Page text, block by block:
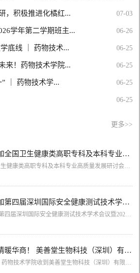
，积极推进化橘红... 07-03
学年第二学期班主... 06-26
底线 ｜ 药物技术... 06-25
来！药物技术学院... 06-25
｜ 药物技术学... 06-25
06-25
更多>>
我院应邀参加全国卫生健康类高职专科及本科专业高质量发展研讨会
5月22-24日，卫生健康类高职专科及本科专业高质量发展研讨会在浙江金华召开。会议由全国卫生健康职业教育教学指导委员会主办、金华职业技术大学承办，来自全国卫健行业、医学院校、职业院校及行业企业的专家代表齐聚参会。本次研讨会聚焦“人才培养模式创新”与“产教融合深化”两大主线，立足“十五五”规划谋篇布局的关键节点，精准把握卫生健康职业教育步入转型升级、提质培优的全新发展阶段，聚焦职教本科改革新命题、产业...
我院教师参加第四届深圳国际安全健康测试技术学术会议暨2026湾区科学仪器与实...
5月15日至16日第四届深圳国际安全健康测试技术学术会议暨2026湾区科学仪器与实验室科技产业合作促进活动在深圳召开，由深圳市分析测试协会等单位联合主办，我院白杨博士应邀出席了本次会议。大会设立了主论坛及多个专题分会场，通过学术报告、专题研讨和成果展示等形式进行交流，聚焦分析测试技术创新、实验室建设管理、食品与精准医学检测、合成生物制造、智慧实验室建设、科技成果转化等关键议题，旨在助力粤港澳大湾区分...
芝护健康，情暖华商！ 美善堂生物科技（深圳）有限公司暖心捐赠
2026年5月8日，药物技术学院收到美善堂生物科技（深圳）有限公司捐赠的一批灵芝产品。本次捐赠未举办线下仪式，以务实高效、真诚行动传递出企业深耕行业、心系教育的深厚情怀，彰显了企业对高校人才培养与师生健康发展的高度重视与鼎力支持。美善堂生物科技（深圳）有限公司为香港价真栈集团旗下核心成员企业，长期深耕生物制品技术开发与灵芝产品深加工领域。该企业依托位于南昆山国家森林公园北麓的规范化种植基地，坚持采用...